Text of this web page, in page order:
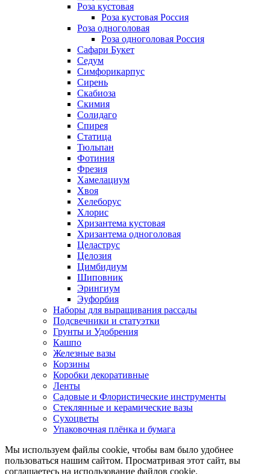
Роза кустовая
Роза кустовая Россия
Роза одноголовая
Роза одноголовая Россия
Сафари Букет
Седум
Симфорикарпус
Сирень
Скабиоза
Скимия
Солидаго
Спирея
Статица
Тюльпан
Фотиния
Фрезия
Хамелациум
Хвоя
Хелеборус
Хлорис
Хризантема кустовая
Хризантема одноголовая
Целаструс
Целозия
Цимбидиум
Шиповник
Эрингиум
Эуфорбия
Наборы для выращивания рассады
Подсвечники и статуэтки
Грунты и Удобрения
Кашпо
Железные вазы
Корзины
Коробки декоративные
Ленты
Садовые и Флористические инструменты
Стеклянные и керамические вазы
Сухоцветы
Упаковочная плёнка и бумага
Мы используем файлы cookie, чтобы вам было удобнее
пользоваться нашим сайтом. Просматривая этот сайт, вы
соглашаетесь на использование файлов cookie.